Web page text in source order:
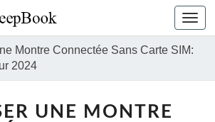
la
Montre Connectée Sans Carte SIM:
2024
UNE MONTRE